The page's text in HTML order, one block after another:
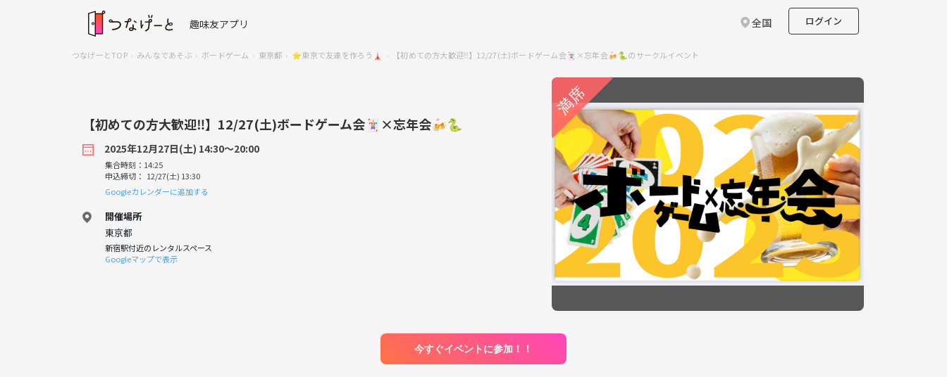
趣味友アプリ 全国 ログイン
つなげーとTOP みんなであそぶ ボードゲーム 東京都 ⭐️東京で友達を作ろう🗼 【初めての方大歓迎‼️】12/27(土)ボードゲーム会🃏×忘年会🍻🐍のサークルイベント
【初めての方大歓迎‼️】12/27(土)ボードゲーム会🃏×忘年会🍻🐍
2025年12月27日(土) 14:30〜20:00
集合時刻：14:25
申込締切： 12/27(土) 13:30
Googleカレンダーに追加する
開催場所
東京都
新宿駅付近のレンタルスペース
Googleマップで表示
今すぐイベントに参加！！